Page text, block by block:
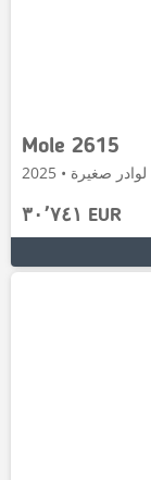
Mole 2615
٣٠٬٧٤١ EUR